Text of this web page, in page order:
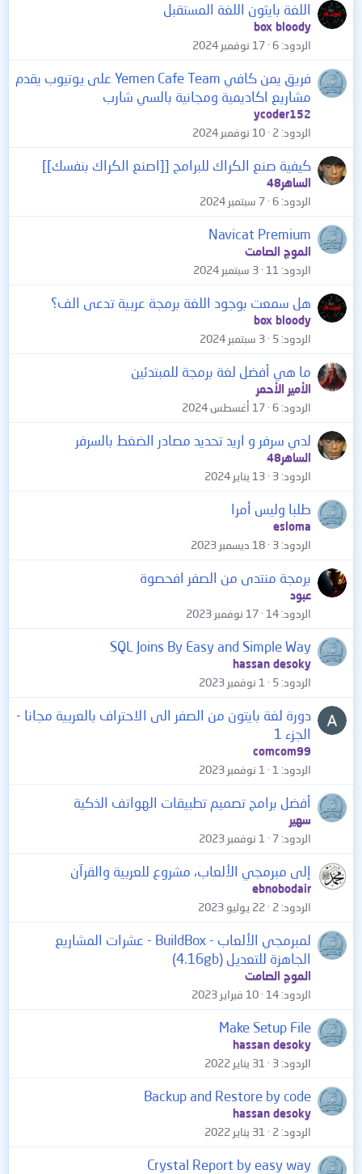
اللغة بايثون اللغة المستقبل
box bloody
الردود 6 17 نوفمبر 2024
فريق يمن كافي Yemen Cafe Team على يوتيوب يقدم
مشاريع اكاديمية ومجانية بالسي شارب
ycoder152
الردود 2 10 نوفمبر 2024
كيفية صنع الكراك للبرامج [[اصنع الكراك بنفسك]]
الساهر48
الردود 6 7 سبتمبر 2024
Navicat Premium
الموج الصامت
الردود 11 3 سبتمبر 2024
هل سمعت بوجود اللغة برمجة عربية تدعى الف؟
box bloody
الردود 5 3 سبتمبر 2024
ما هي أفضل لغة برمجة للمبتدئين
الأمير الأحمر
الردود 6 17 أغسطس 2024
لدي سرفر و اريد تحديد مصادر الضغط بالسرفر
الساهر48
الردود 3 13 يناير 2024
طلبا وليس أمرا
esloma
الردود 3 18 ديسمبر 2023
برمجة منتدى من الصفر افحصوة
عبود
الردود 14 17 نوفمبر 2023
SQL Joins By Easy and Simple Way
hassan desoky
الردود 5 1 نوفمبر 2023
دورة لغة بايتون من الصفر الى الاحتراف بالعربية مجانا -
الجزء 1
comcom99
الردود 1 1 نوفمبر 2023
أفضل برامج تصميم تطبيقات الهواتف الذكية
سهير
الردود 7 1 نوفمبر 2023
إلى مبرمجي الألعاب، مشروع للعربية والقرآن
ebnobodair
الردود 2 22 يوليو 2023
لمبرمجي الألعاب - BuildBox - عشرات المشاريع
الجاهزة للتعديل (4.16gb)
الموج الصامت
الردود 14 10 فبراير 2023
Make Setup File
hassan desoky
الردود 3 31 يناير 2022
Backup and Restore by code
hassan desoky
الردود 2 31 يناير 2022
Crystal Report by easy way